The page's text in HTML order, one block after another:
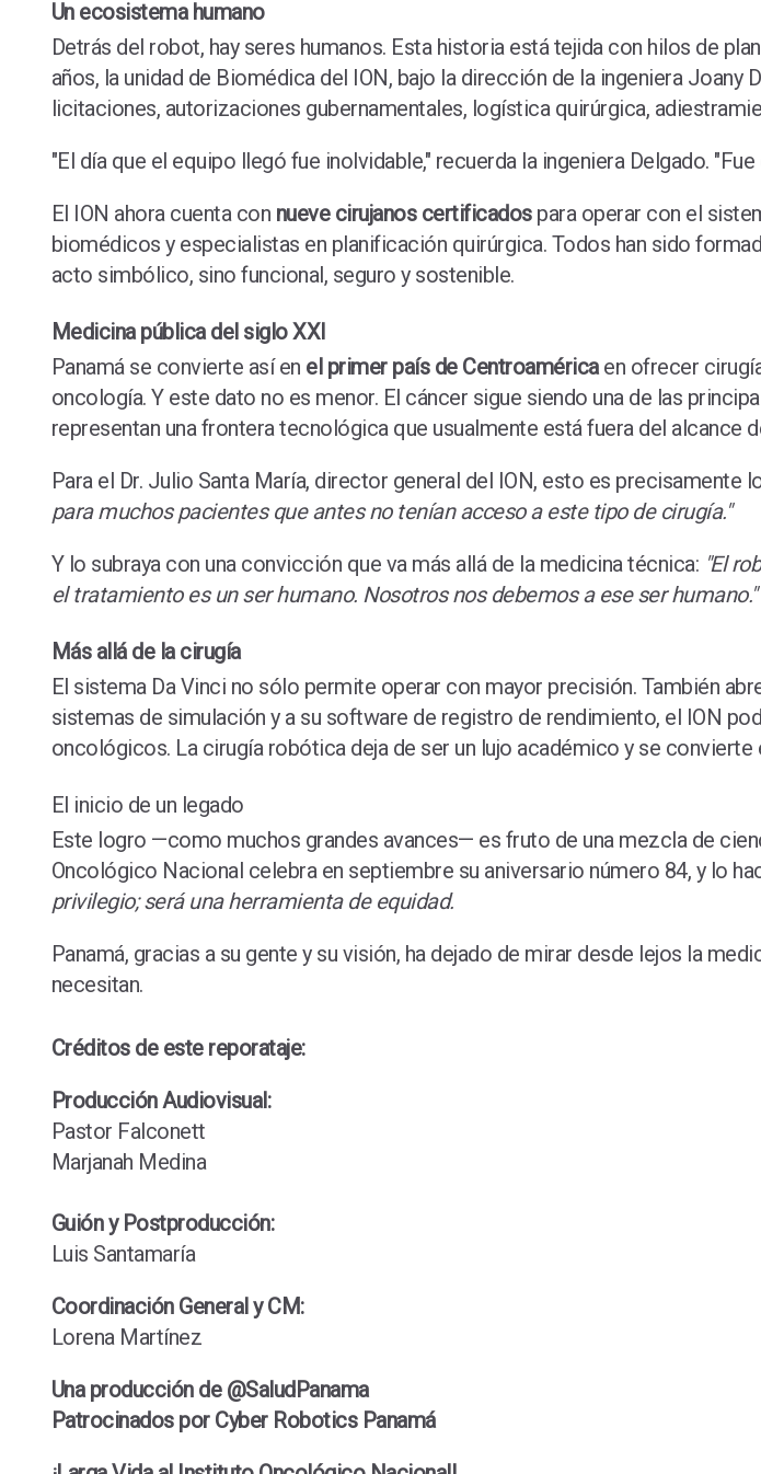
Un ecosistema humano
Detrás del robot, hay seres humanos. Esta historia está tejida con hilos de
años, la unidad de Biomédica del ION, bajo la dirección de la ingeniera
licitaciones, autorizaciones gubernamentales, logística quirúrgica,
"El día que el equipo llegó fue inolvidable," recuerda la ingeniera Delgado.
El ION ahora cuenta con nueve cirujanos certificadospara operar con el
biomédicos y especialistas en planificación quirúrgica. Todos han sido
acto simbólico, sino funcional, seguro y sostenible.
Medicina pública del siglo XXI
Panamá se convierte así en el primer país de Centroaméricaen ofrecer
oncología. Y este dato no es menor. El cáncer sigue siendo una de las
representan una frontera tecnológica que usualmente está fuera del alcance
Para el Dr. Julio Santa María, director general del ION, esto es precisamente
para muchos pacientes que antes no tenían acceso a este tipo de cirugía."
Y lo subraya con una convicción que va más allá de la medicina técnica: "El
el tratamiento es un ser humano. Nosotros nos debemos a ese ser humano."
Más allá de la cirugía
El sistema Da Vinci no sólo permite operar con mayor precisión. También
sistemas de simulación y a su software de registro de rendimiento, el ION
oncológicos. La cirugía robótica deja de ser un lujo académico y se
El inicio de un legado
Este logro —como muchos grandes avances— es fruto de una mezcla de
Oncológico Nacional celebra en septiembre su aniversario número 84, y lo
privilegio; será una herramienta de equidad.
Panamá, gracias a su gente y su visión, ha dejado de mirar desde lejos la
necesitan.
Créditos de este reporataje:
Producción Audiovisual:
Pastor Falconett
Marjanah Medina
Guión y Postproducción:
Luis Santamaría
Coordinación General y CM:
Lorena Martínez
Una producción de @SaludPanama
Patrocinados por Cyber Robotics Panamá